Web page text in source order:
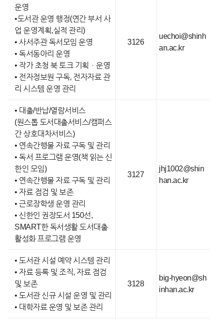
운영
•도서관 운영 행정(연간 부서 사
업 운영계획,실적 관리)
• 사서주관 독서모임 운영
• 독서동아리 운영
• 작가 초청 북 토크 기획ㆍ운영
• 전자정보원 구독, 전자자료 관
리 시스템 운영 관리
3126
uechoi@shinh
an.ac.kr
• 대출/반납/열람서비스
(원스톱 도서대출서비스/캠퍼스
간 상호대차서비스)
• 연속간행물 자료 구독 및 관리
• 독서 프로그램 운영(책 읽는 신
한인 모임)
• 연속간행물 자료 구독 및 관리
• 자료 점검 및 보존
• 근로장학생 운영 관리
• 신한인 권장도서 150선,
SMART한 독서생활 도서대출
활성화 프로그램 운영
3127
jhj1002@shin
han.ac.kr
• 도서관 시설 예약 시스템 관리
• 자료 등록 및 조직, 자료 점검
및 보존
• 도서관 신규 시설 운영 및 관리
• 대학자료 운영 및 보존 관리
3128
big-hyeon@sh
inhan.ac.kr